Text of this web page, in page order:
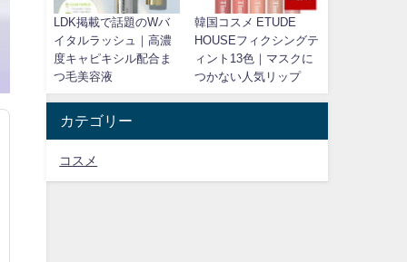
LDK掲載で話題のWバ
イタルラッシュ｜高濃
度キャピキシル配合ま
つ毛美容液
韓国コスメ ETUDE
HOUSEフィクシングテ
ィント13色｜マスクに
つかない人気リップ
カテゴリー
コスメ